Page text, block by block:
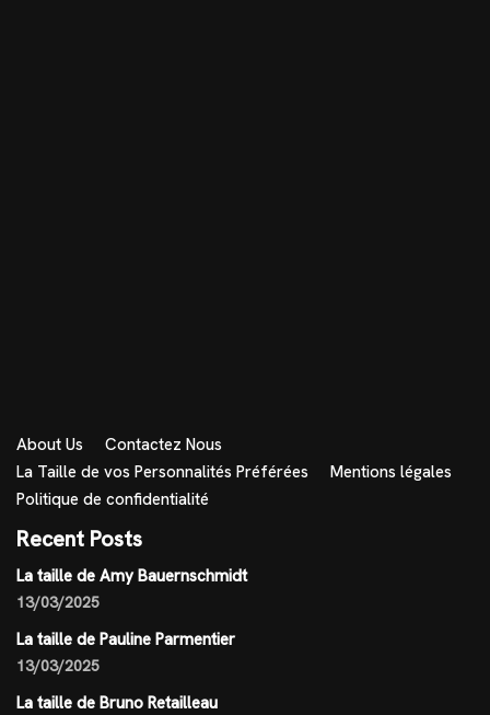
About Us
Contactez Nous
La Taille de vos Personnalités Préférées
Mentions légales
Politique de confidentialité
Recent Posts
La taille de Amy Bauernschmidt
13/03/2025
La taille de Pauline Parmentier
13/03/2025
La taille de Bruno Retailleau